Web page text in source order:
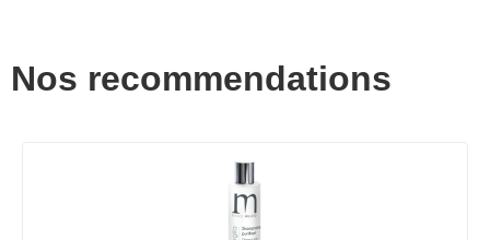
Nos recommendations